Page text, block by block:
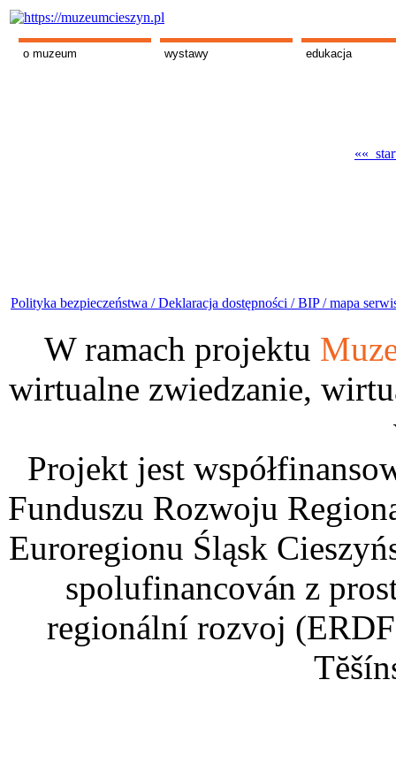
o muzeum wystawy edukacja
««
Polityka bezpieczeństwa /Deklaracja dostępności /BIP /mapa
W ramach projektu
wirtualne zwiedzanie,
Projekt jest
Funduszu Rozwoju
Euroregionu Śląsk
spolufinancován z
regionální rozvoj